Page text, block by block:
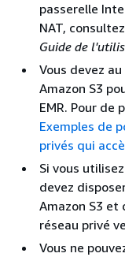
passerelle
NAT,
Guide de
Vous devez
Amazon S3
EMR. Pour de
Exemples de
privés qui
Si vous
devez
Amazon S3
réseau privé
Vous ne